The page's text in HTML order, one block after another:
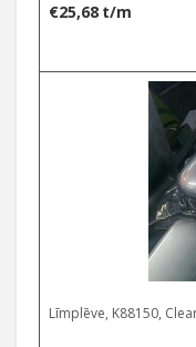
€25,68 t/m
Līmplēve, K88150,